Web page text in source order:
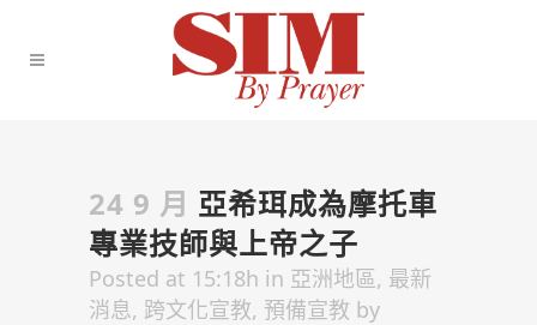
24 9 月 亞希珥成為摩托車
專業技師與上帝之子
Posted at 15:18h in 亞洲地區, 最新
消息, 跨文化宣教, 預備宣教 by